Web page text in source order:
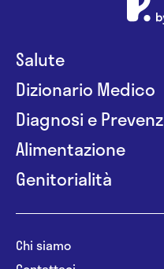
Salute
Dizionario Medico
Diagnosi e
Alimentazione
Genitorialità
Chi siamo